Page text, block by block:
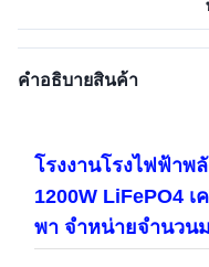
คําอธิบายสินค้า
โรงงานโรงไฟฟ้า
1200W LiFePO4
พา จําหน่ายจํานวน